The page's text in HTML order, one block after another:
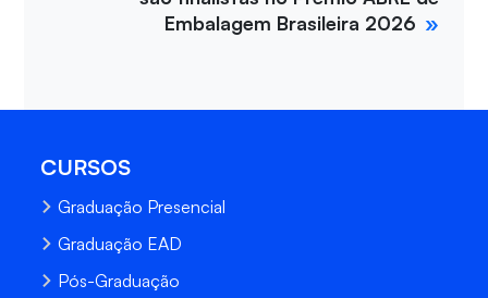
Embalagem Brasileira 2026
CURSOS
Graduação Presencial
Graduação EAD
Pós-Graduação